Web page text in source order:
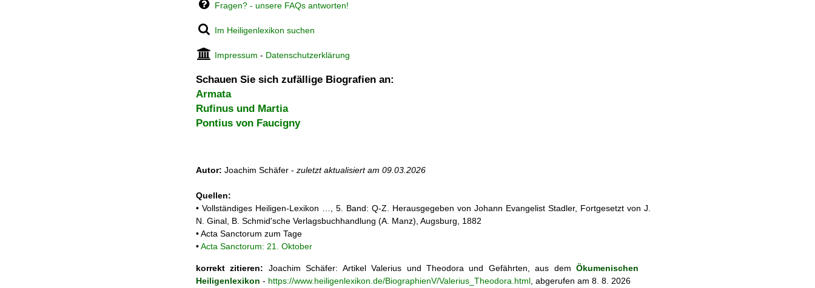
Fragen? - unsere FAQs antworten!
Im Heiligenlexikon suchen
Impressum - Datenschutzerklärung
Schauen Sie sich zufällige Biografien an:
Armata
Rufinus und Martia
Pontius von Faucigny
Autor: Joachim Schäfer - zuletzt aktualisiert am 09.03.2026
Quellen:
• Vollständiges Heiligen-Lexikon …, 5. Band: Q-Z. Herausgegeben von Johann Evangelist Stadler, Fortgesetzt von J.
N. Ginal, B. Schmid'sche Verlagsbuchhandlung (A. Manz), Augsburg, 1882
• Acta Sanctorum zum Tage
•Acta Sanctorum: 21. Oktober
korrekt zitieren: Joachim Schäfer: ArtikelValerius und Theodora und Gefährten, aus demÖkumenischen
Heiligenlexikon - https://www.heiligenlexikon.de/BiographienV/Valerius_Theodora.html , abgerufen am 8. 8. 2026